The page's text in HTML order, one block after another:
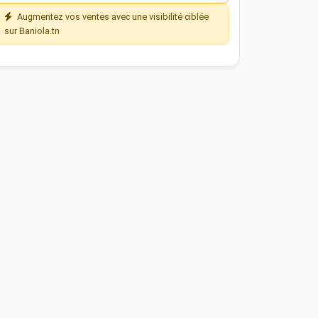
Augmentez vos ventes avec une visibilité ciblée
sur Baniola.tn